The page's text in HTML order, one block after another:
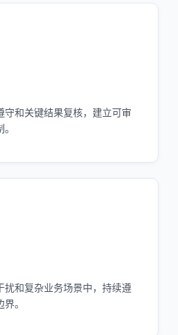
守和关键结果复核，建立可审
扰和复杂业务场景中，持续遵
。